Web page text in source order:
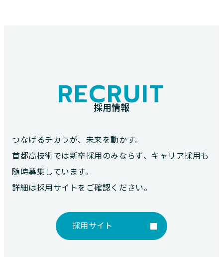
RECRUIT
採用情報
つなげるチカラが、未来を動かす。
首都高技術では新卒採用のみならず、キャリア採用も
随時募集しています。
詳細は採用サイトをご確認ください。
採用サイト